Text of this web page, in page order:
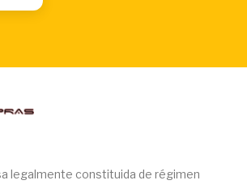
legalmente constituida de régimen